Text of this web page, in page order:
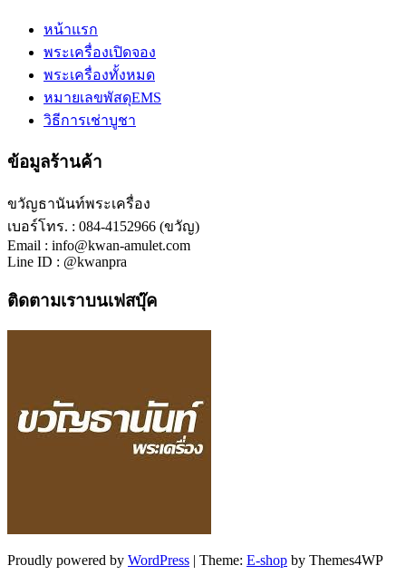
หน้าแรก
พระเครื่องเปิดจอง
พระเครื่องทั้งหมด
หมายเลขพัสดุEMS
วิธีการเช่าบูชา
ข้อมูลร้านค้า
ขวัญธานันท์พระเครื่อง
เบอร์โทร. : 084-4152966 (ขวัญ)
Email : info@kwan-amulet.com
Line ID : @kwanpra
ติดตามเราบนเฟสบุ๊ค
Proudly powered by WordPress | Theme: E-shop by Themes4WP